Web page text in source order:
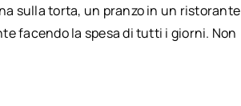
sulla torta, un pranzo in un ristorante
facendo la spesa di tutti i giorni. Non